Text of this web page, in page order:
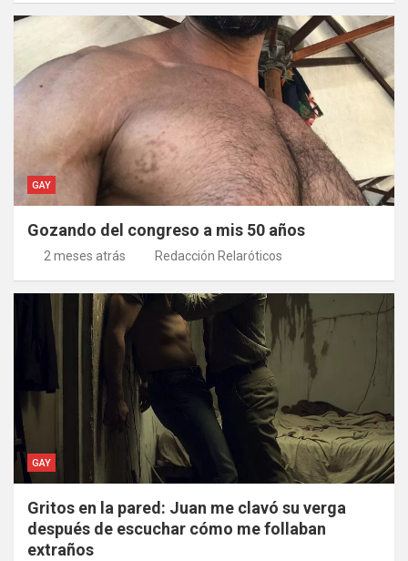
GAY
Gozando del congreso a mis 50 años
2 meses atrás Redacción Relaróticos
GAY
Gritos en la pared: Juan me clavó su verga
después de escuchar cómo me follaban
extraños